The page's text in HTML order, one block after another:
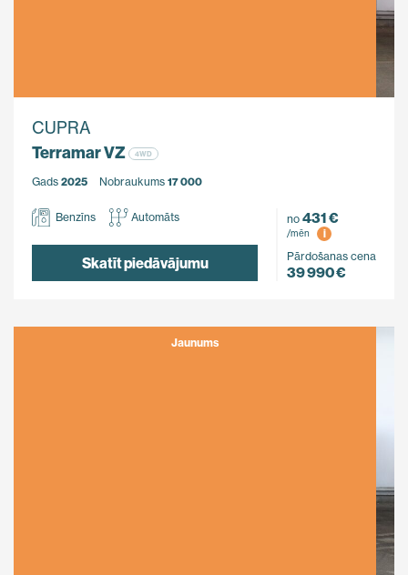
CUPRA
Terramar VZ
4WD
Gads 2025 Nobraukums 17 000
Benzīns Automāts
Skatīt piedāvājumu
no 431 €
/mēn
i
Pārdošanas cena
39 990 €
Jaunums